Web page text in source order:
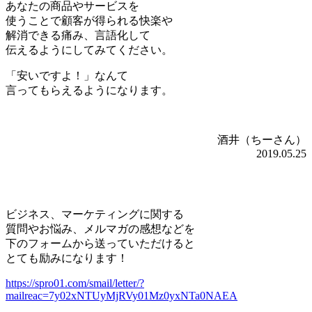
あなたの商品やサービスを
使うことで顧客が得られる快楽や
解消できる痛み、 言語化して
伝える ようにしてみてください。
「安いですよ！」なんて
言ってもらえるようになります。
酒井（ちーさん）
2019.05.25
ビジネス、マーケティングに関する
質問やお悩み、メルマガの感想などを
下のフォームから送っていただけると
とても励みになります！
https://spro01.com/smail/letter/?
mailreac=7y02xNTUyMjRVy01Mz0yxNTa0NAEA